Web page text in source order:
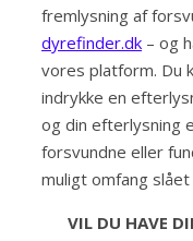
fremlysning af
dyrefinder.dk – og
vores platform. Du
indrykke en
og din efterlysning
forsvundne eller
muligt omfang
VIL DU HAVE